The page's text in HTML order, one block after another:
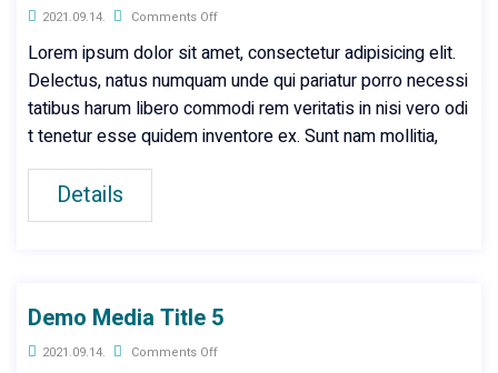
2021.09.14. Comments Off
Lorem ipsum dolor sit amet, consectetur adipisicing elit.
Delectus, natus numquam unde qui pariatur porro necessi
tatibus harum libero commodi rem veritatis in nisi vero odi
t tenetur esse quidem inventore ex. Sunt nam mollitia,
Details
Demo Media Title 5
2021.09.14. Comments Off